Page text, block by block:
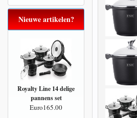
Nieuwe artikelen?
Royalty Line 14 delige
pannens set
Euro165.00